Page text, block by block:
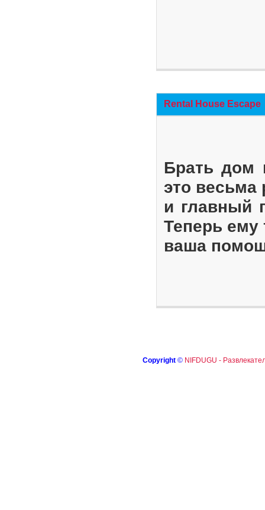
Rental House Escape
Брать дом
это весьма
и главный
Теперь ему
ваша
Copyright © NIFDUGU -